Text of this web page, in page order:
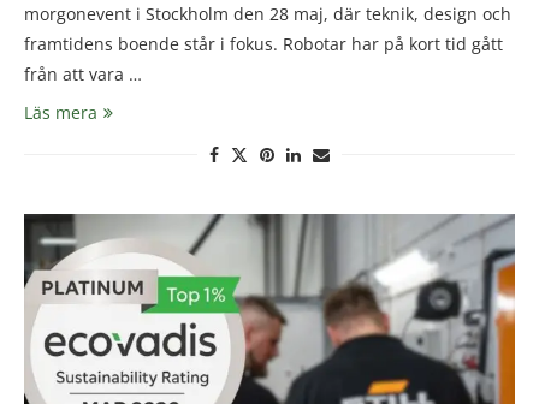
morgonevent i Stockholm den 28 maj, där teknik, design och
framtidens boende står i fokus. Robotar har på kort tid gått
från att vara …
Läs mera